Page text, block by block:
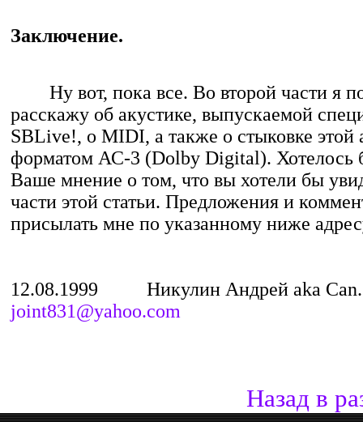
Заключение.
Ну вот, пока все. Во второй части я
расскажу об акустике, выпускаемой
SBLive!, о MIDI, а также о стыковке этой
форматом АС-3 (Dolby Digital). Хотелось
Ваше мнение о том, что вы хотели бы
части этой статьи. Предложения и
присылать мне по указанному ниже
12.08.1999 Никулин Андрей aka
joint831@yahoo.com
Назад в